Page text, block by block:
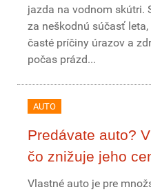
jazda na vodnom skútri.
za neškodnú súčasť
časté príčiny úrazov a
počas prázd...
AUTO
Predávate auto?
čo znižuje jeho
Vlastné auto je pre